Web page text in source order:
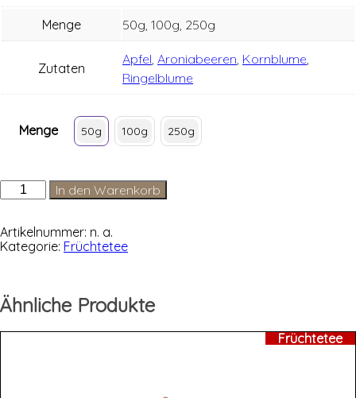
Menge 50g, 100g, 250g
Zutaten
Apfel Aroniabeeren Kornblume
Ringelblume
Menge 50g 100g 250g
Aronia
Holunder
In den Warenkorb
Artikelnummer: n. a.
Kategorie: Früchtetee
Ähnliche Produkte
Früchtetee